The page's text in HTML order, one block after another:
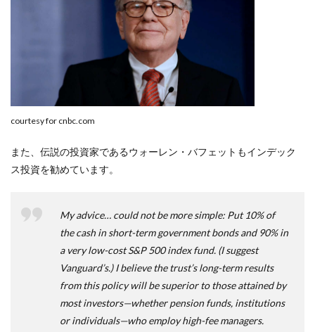
courtesy for cnbc.com
また、伝説の投資家であるウォーレン・バフェットもインデック
ス投資を勧めています。
My advice… could not be more simple: Put 10% of
the cash in short-term government bonds and 90% in
a very low-cost S&P 500 index fund. (I suggest
Vanguard’s.) I believe the trust’s long-term results
from this policy will be superior to those attained by
most investors—whether pension funds, institutions
or individuals—who employ high-fee managers.